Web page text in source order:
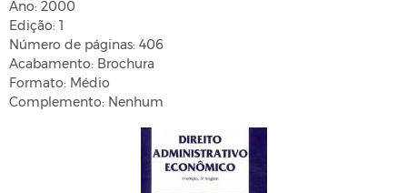
Ano: 2000
Edição: 1
Número de páginas: 406
Acabamento: Brochura
Formato: Médio
Complemento: Nenhum